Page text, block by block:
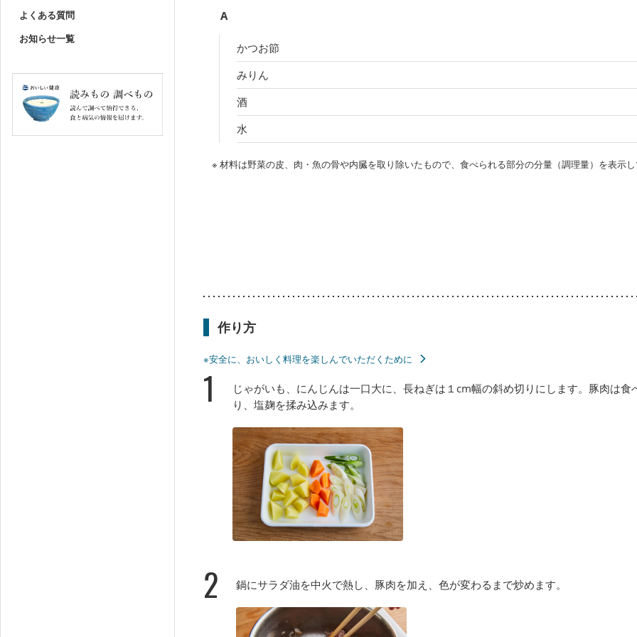
よくある質問
お知らせ一覧
A
かつお節
みりん
酒
水
※ 材料は野菜の皮、肉・魚の骨や内臓を取り除いたもので、食べられる部分の分量（調理量）を表示し
作り方
※安全に、おいしく料理を楽しんでいただくために
1
じゃがいも、にんじんは一口大に、長ねぎは１cm幅の斜め切りにします。豚肉は食
り、塩麹を揉み込みます。
2 鍋にサラダ油を中火で熱し、豚肉を加え、色が変わるまで炒めます。